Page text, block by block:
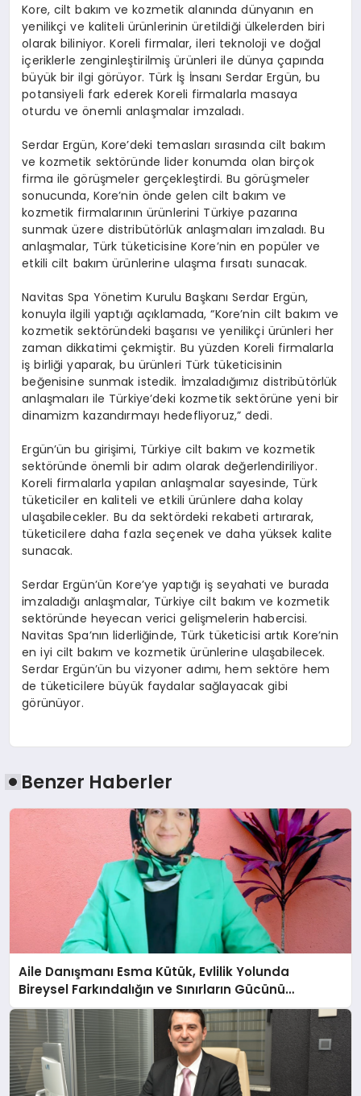
Kore, cilt bakım ve kozmetik alanında dünyanın en
yenilikçi ve kaliteli ürünlerinin üretildiği ülkelerden biri
olarak biliniyor. Koreli firmalar, ileri teknoloji ve doğal
içeriklerle zenginleştirilmiş ürünleri ile dünya çapında
büyük bir ilgi görüyor. Türk İş İnsanı Serdar Ergün, bu
potansiyeli fark ederek Koreli firmalarla masaya
oturdu ve önemli anlaşmalar imzaladı.
Serdar Ergün, Kore’deki temasları sırasında cilt bakım
ve kozmetik sektöründe lider konumda olan birçok
firma ile görüşmeler gerçekleştirdi. Bu görüşmeler
sonucunda, Kore’nin önde gelen cilt bakım ve
kozmetik firmalarının ürünlerini Türkiye pazarına
sunmak üzere distribütörlük anlaşmaları imzaladı. Bu
anlaşmalar, Türk tüketicisine Kore’nin en popüler ve
etkili cilt bakım ürünlerine ulaşma fırsatı sunacak.
Navitas Spa Yönetim Kurulu Başkanı Serdar Ergün,
konuyla ilgili yaptığı açıklamada, “Kore’nin cilt bakım ve
kozmetik sektöründeki başarısı ve yenilikçi ürünleri her
zaman dikkatimi çekmiştir. Bu yüzden Koreli firmalarla
iş birliği yaparak, bu ürünleri Türk tüketicisinin
beğenisine sunmak istedik. İmzaladığımız distribütörlük
anlaşmaları ile Türkiye’deki kozmetik sektörüne yeni bir
dinamizm kazandırmayı hedefliyoruz,” dedi.
Ergün’ün bu girişimi, Türkiye cilt bakım ve kozmetik
sektöründe önemli bir adım olarak değerlendiriliyor.
Koreli firmalarla yapılan anlaşmalar sayesinde, Türk
tüketiciler en kaliteli ve etkili ürünlere daha kolay
ulaşabilecekler. Bu da sektördeki rekabeti artırarak,
tüketicilere daha fazla seçenek ve daha yüksek kalite
sunacak.
Serdar Ergün’ün Kore’ye yaptığı iş seyahati ve burada
imzaladığı anlaşmalar, Türkiye cilt bakım ve kozmetik
sektöründe heyecan verici gelişmelerin habercisi.
Navitas Spa’nın liderliğinde, Türk tüketicisi artık Kore’nin
en iyi cilt bakım ve kozmetik ürünlerine ulaşabilecek.
Serdar Ergün’ün bu vizyoner adımı, hem sektöre hem
de tüketicilere büyük faydalar sağlayacak gibi
görünüyor.
Benzer Haberler
Aile Danışmanı Esma Kütük, Evlilik Yolunda
Bireysel Farkındalığın ve Sınırların Gücünü
Anlatıyor